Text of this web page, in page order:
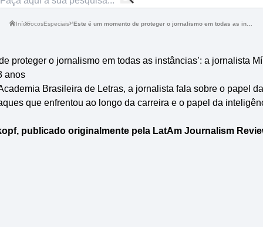
InícioFocosEspeciais ‘Este é um momento de proteger o jornalismo em todas as instâncias’: a jornalista Míriam Leitão reflete sobre a carreira de 53 anos
proteger o jornalismo em todas as instâncias’: a jornalista
anos
Brasileira de Letras, a jornalista fala sobre o papel
que enfrentou ao longo da carreira e o papel da
publicado originalmente pela LatAm Journalism